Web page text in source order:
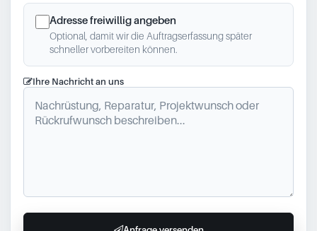
Adresse freiwillig angeben
Optional, damit wir die Auftragserfassung später
schneller vorbereiten können.
Ihre Nachricht an uns